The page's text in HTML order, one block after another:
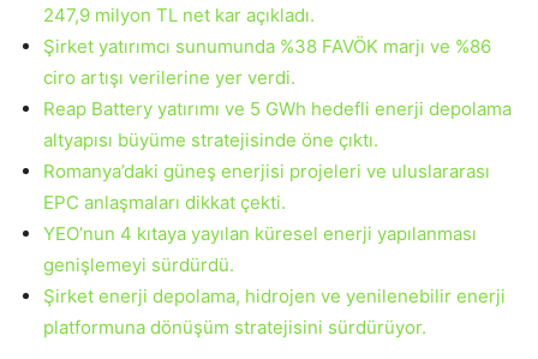
247,9 milyon TL net kar açıkladı.
Şirket yatırımcı sunumunda %38 FAVÖK marjı ve %86
ciro artışı verilerine yer verdi.
Reap Battery yatırımı ve 5 GWh hedefli enerji depolama
altyapısı büyüme stratejisinde öne çıktı.
Romanya’daki güneş enerjisi projeleri ve uluslararası
EPC anlaşmaları dikkat çekti.
YEO’nun 4 kıtaya yayılan küresel enerji yapılanması
genişlemeyi sürdürdü.
Şirket enerji depolama, hidrojen ve yenilenebilir enerji
platformuna dönüşüm stratejisini sürdürüyor.